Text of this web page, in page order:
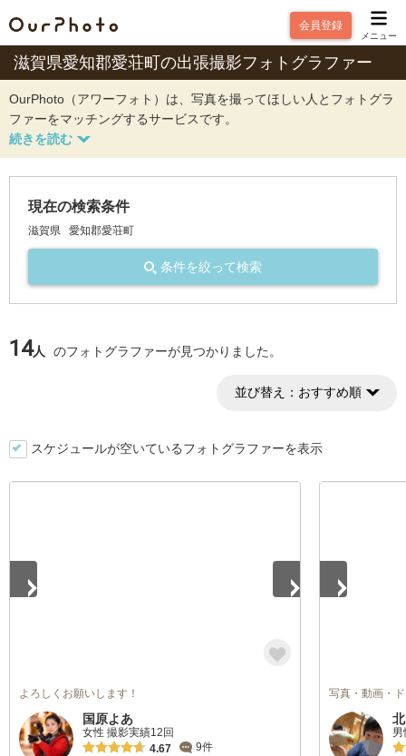
会員登録
メニュー
滋賀県愛知郡愛荘町の出張撮影フォトグラファー
OurPhoto（アワーフォト）は、写真を撮ってほしい人とフォトグラ
ファーをマッチングするサービスです。
現在の検索条件
滋賀県 愛知郡愛荘町
条件を絞って検索
14人 のフォトグラファーが見つかりました。
並び替え： おすすめ順
スケジュールが空いているフォトグラファーを表示
よろしくお願いします！
国原よあ
女性 撮影実績12回
4.67
9件
写真・動画・